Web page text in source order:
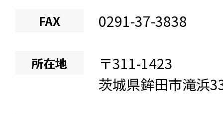
FAX 0291-37-3838
所在地 〒311-1423
茨城県鉾田市滝浜